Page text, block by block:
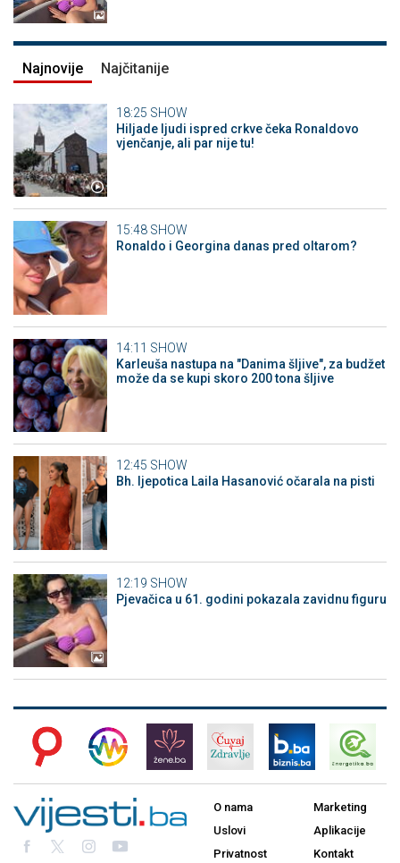
Najnovije Najčitanije
18:25 SHOW
Hiljade ljudi ispred crkve čeka Ronaldovo
vjenčanje, ali par nije tu!
15:48 SHOW
Ronaldo i Georgina danas pred oltarom?
14:11 SHOW
Karleuša nastupa na "Danima šljive", za budžet
može da se kupi skoro 200 tona šljive
12:45 SHOW
Bh. ljepotica Laila Hasanović očarala na pisti
12:19 SHOW
Pjevačica u 61. godini pokazala zavidnu figuru
O nama
Uslovi
Privatnost
Marketing
Aplikacije
Kontakt